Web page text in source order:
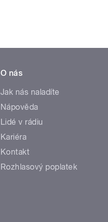
O nás
Jak nás naladíte
Nápověda
Lidé v rádiu
Kariéra
Kontakt
Rozhlasový poplatek